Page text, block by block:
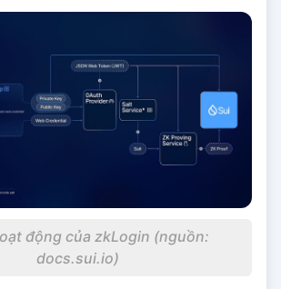
động của zkLogin (nguồn:
docs.sui.io)